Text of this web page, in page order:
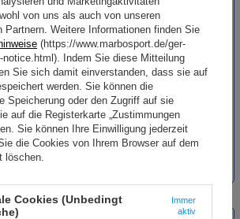
Marbo
Gymnastikball 65 cm grün
UpForm
29,90 €
25,42 €
von uns als auch von unseren
Partnern. Weitere Informationen finden Sie
(https://www.marbosport.de/ger-
notice.html). Indem Sie diese Mitteilung
Sie sich damit einverstanden, dass sie auf
werden. Sie können die
Speicherung oder den Zugriff auf sie
auf die Registerkarte „Zustimmungen
Sie können Ihre Einwilligung jederzeit
die Cookies von Ihrem Browser auf dem
löschen.
Cookies (Unbedingt
Immer
aktiv